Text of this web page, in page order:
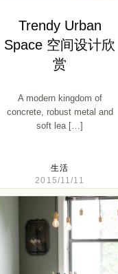
Trendy Urban
Space 空间设计欣
赏
A modern kingdom of
concrete, robust metal and
soft lea […]
生活
2015/11/11